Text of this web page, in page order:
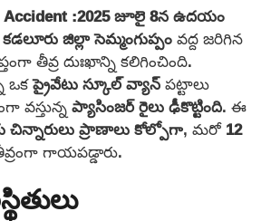
Accident :2025 జూలై 8న ఉదయం
కడలూరు జిల్లా సెమ్మంగుప్పంవద్ద జరిగిన
తీవ్ర దుఃఖాన్ని కలిగించింది.
ఒకప్రైవేటు స్కూల్ వ్యాన్పట్టాలు
వస్తున్నప్యాసింజర్ రైలుఢీకొట్టింది. ఈ
చిన్నారులుప్రాణాలు కోల్పోగా, మరో12
గాయపడ్డారు.